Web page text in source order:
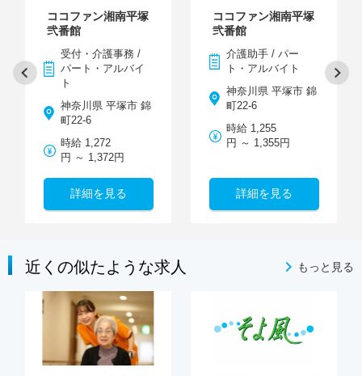
ココファン湘南平塚
弐番館
受付・介護事務 /
パート・アルバイ
ト
神奈川県 平塚市 錦
町22-6
時給 1,272
円 ～ 1,372円
詳細を見る
ココファン湘南平塚
弐番館
介護助手 / パー
ト・アルバイト
神奈川県 平塚市 錦
町22-6
時給 1,255
円 ～ 1,355円
詳細を見る
近くの似たような求人 もっと見る